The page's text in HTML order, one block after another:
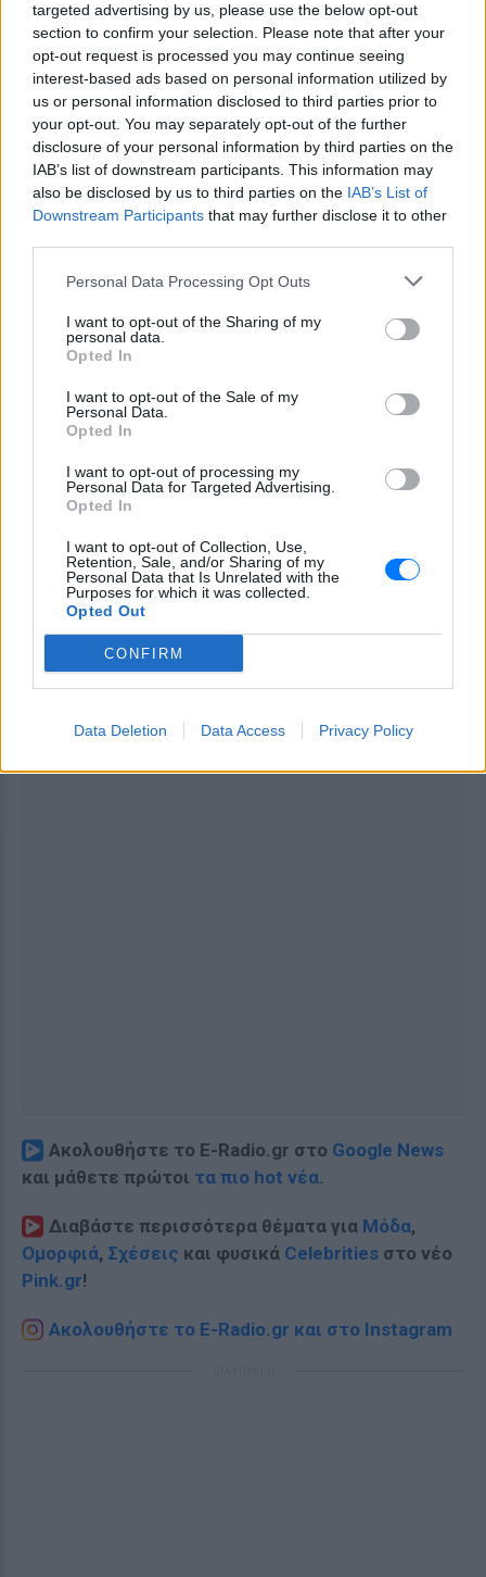
targeted advertising by us, please use the below opt-out
section to confirm your selection. Please note that after your
opt-out request is processed you may continue seeing
interest-based ads based on personal information utilized by
us or personal information disclosed to third parties prior to
your opt-out. You may separately opt-out of the further
disclosure of your personal information by third parties on the
IAB’s list of downstream participants. This information may
also be disclosed by us to third parties on the IAB’s List of
Downstream Participants that may further disclose it to other
Personal Data Processing Opt Outs
I want to opt-out of the Sharing of my
personal data.
Opted In
I want to opt-out of the Sale of my
Personal Data.
Opted In
I want to opt-out of processing my
Personal Data for Targeted Advertising.
Opted In
I want to opt-out of Collection, Use,
Retention, Sale, and/or Sharing of my
Personal Data that Is Unrelated with the
Purposes for which it was collected.
Opted Out
CONFIRM
Data Deletion Data Access Privacy Policy
Δείτε αυτή τη δημοσίευση στο Instagram.
Η δημοσίευση κοινοποιήθηκε από το χρήστη Helena Papamethodiou Official 🎀 (@helena_papamethodiou_official)
Δείτε αυτή τη δημοσίευση στο Instagram.
Ακολουθήστε το E-Radio.gr στο Google News
και μάθετε πρώτοι τα πιο hot νέα.
Διαβάστε περισσότερα θέματα για Μόδα,
Ομορφιά, Σχέσεις και φυσικά Celebrities στο νέο
Pink.gr!
Ακολουθήστε το E-Radio.gr και στο Instagram